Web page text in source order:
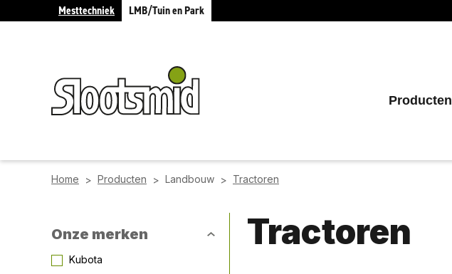
Mesttechniek LMB/Tuin en Park
Producten
Home > Producten > Landbouw > Tractoren
Onze merken
Kubota
Tractoren